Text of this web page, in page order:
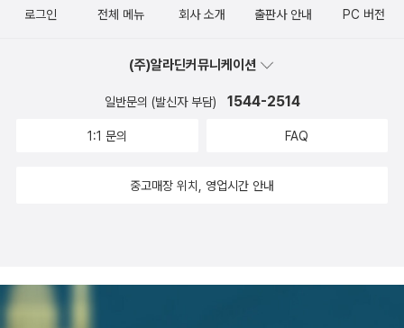
로그인 전체 메뉴 회사 소개 출판사 안내 PC 버전
(주)알라딘커뮤니케이션
일반문의 (발신자 부담) 1544-2514
1:1 문의 FAQ
중고매장 위치, 영업시간 안내